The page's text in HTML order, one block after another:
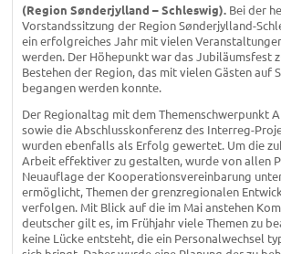
(Region Sønderjylland – Schleswig). Bei der
Vorstandssitzung der Region Sønderjylland-
ein erfolgreiches Jahr mit vielen
werden. Der Höhepunkt war das Jubiläumsfest
Bestehen der Region, das mit vielen Gästen auf
begangen werden konnte.
Der Regionaltag mit dem Themenschwerpunkt
sowie die Abschlusskonferenz des Interreg-
wurden ebenfalls als Erfolg gewertet. Um die
Arbeit effektiver zu gestalten, wurde von allen
Neuauflage der Kooperationsvereinbarung
ermöglicht, Themen der grenzregionalen
verfolgen. Mit Blick auf die im Mai anstehen
deutscher gilt es, im Frühjahr viele Themen zu
keine Lücke entsteht, die ein Personalwechsel